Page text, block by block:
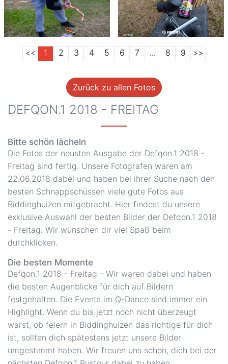
<< 1 2 3 4 5 6 7 ... 8 9 >>
Zurück zu allen Fotos
DEFQON.1 2018 - FREITAG
Bitte schön lächeln
Die Fotos der neusten Ausgabe der Defqon.1 2018 -
Freitag sind fertig. Unsere Fotografen waren am
22.06.2018 dabei und haben bei ihrer Suche nach den
besten Schnappschüssen viele gute Fotos aus
Biddinghuizen mitgebracht. Hier findest du unsere
exklusive Auswahl der besten Bilder der Defqon.1 2018
- Freitag. Wir wünschen dir viel Spaß beim
durchklicken.
Die besten Momente
Defqon.1 2018 - Freitag - Wir waren dabei und haben
die besten Augenblicke für dich auf Bildern
festgehalten. Die Events im Q-Dance sind immer ein
Highlight. Wenn du bis jetzt noch nicht überzeugt
warst, ob feiern in Biddinghuizen das richtige für dich
ist, sollten dich spätestens jetzt unsere Bilder
umgestimmt haben. Wir freuen uns schon, dich bei der